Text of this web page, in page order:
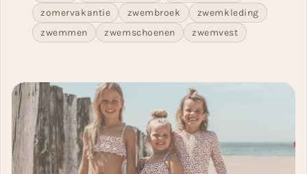
zomervakantie
zwembroek
zwemkleding
zwemmen
zwemschoenen zwemvest